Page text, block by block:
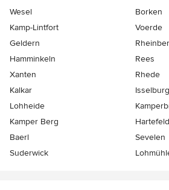
Wesel
Borken
Kamp-Lintfort
Voerde
Geldern
Hamminkeln
Rees
Xanten
Rhede
Kalkar
Isselburg
Lohheide
Kamper Berg
Hartefeld
Baerl
Sevelen
Suderwick